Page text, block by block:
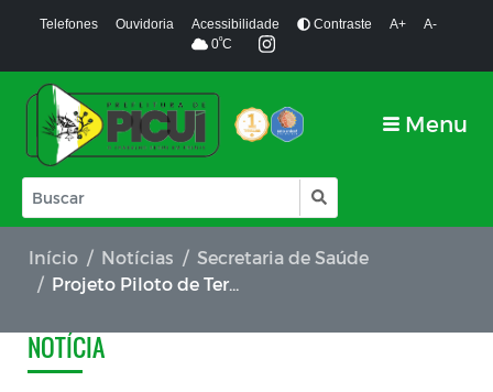
Telefones Ouvidoria Acessibilidade Contraste A+
A-
0ºC
Menu
Início Notícias
Secretaria de Saúde
Projeto Piloto de Terapias Integrativas e Complementares tem início na UBS Maria José Dantas em Picuí
NOTÍCIA